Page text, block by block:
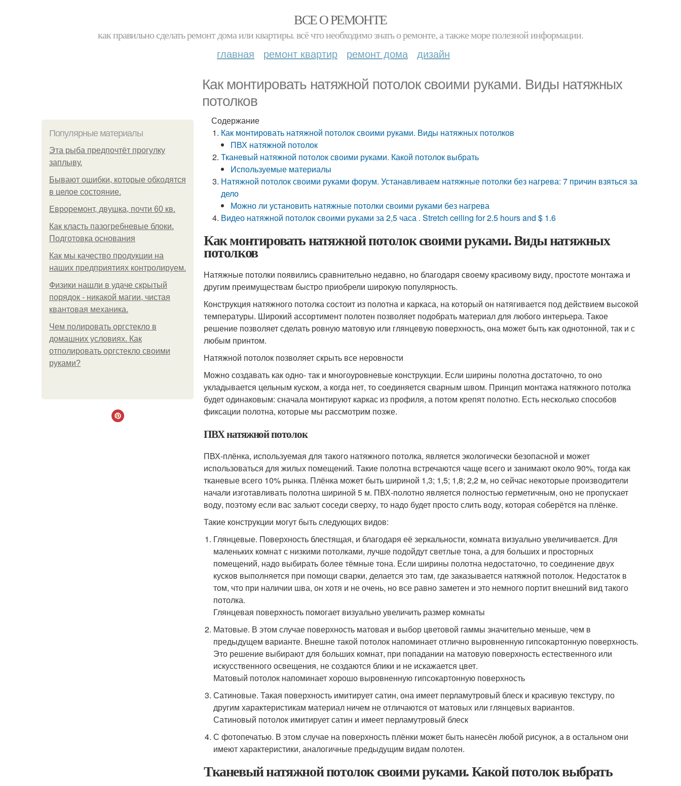
ВСЕ О РЕМОНТЕ
как правильно сделать ремонт дома или квартиры. всё что необходимо знать о ремонте, а также море полезной информации.
главная ремонт квартир ремонт дома дизайн
Как монтировать натяжной потолок своими руками. Виды натяжных
потолков
Популярные материалы
Эта рыба предпочтёт прогулку
заплыву.
Бывают ошибки, которые обходятся
в целое состояние.
Евроремонт, двушка, почти 60 кв.
Как класть пазогребневые блоки.
Подготовка основания
Как мы качество продукции на
наших предприятиях контролируем.
Физики нашли в удаче скрытый
порядок - никакой магии, чистая
квантовая механика.
Чем полировать оргстекло в
домашних условиях. Как
отполировать оргстекло своими
руками?
Содержание
Как монтировать натяжной потолок своими руками. Виды натяжных потолков
ПВХ натяжной потолок
Тканевый натяжной потолок своими руками. Какой потолок выбрать
Используемые материалы
Натяжной потолок своими руками форум. Устанавливаем натяжные потолки без нагрева: 7 причин взяться за
дело
Можно ли установить натяжные потолки своими руками без нагрева
Видео натяжной потолок своими руками за 2,5 часа . Stretch ceiling for 2.5 hours and $ 1.6
Как монтировать натяжной потолок своими руками. Виды натяжных
потолков
Натяжные потолки появились сравнительно недавно, но благодаря своему красивому виду, простоте монтажа и
другим преимуществам быстро приобрели широкую популярность.
Конструкция натяжного потолка состоит из полотна и каркаса, на который он натягивается под действием высокой
температуры. Широкий ассортимент полотен позволяет подобрать материал для любого интерьера. Такое
решение позволяет сделать ровную матовую или глянцевую поверхность, она может быть как однотонной, так и с
любым принтом.
Натяжной потолок позволяет скрыть все неровности
Можно создавать как одно- так и многоуровневые конструкции. Если ширины полотна достаточно, то оно
укладывается цельным куском, а когда нет, то соединяется сварным швом. Принцип монтажа натяжного потолка
будет одинаковым: сначала монтируют каркас из профиля, а потом крепят полотно. Есть несколько способов
фиксации полотна, которые мы рассмотрим позже.
ПВХ натяжной потолок
ПВХ-плёнка, используемая для такого натяжного потолка, является экологически безопасной и может
использоваться для жилых помещений. Такие полотна встречаются чаще всего и занимают около 90%, тогда как
тканевые всего 10% рынка. Плёнка может быть шириной 1,3; 1,5; 1,8; 2,2 м, но сейчас некоторые производители
начали изготавливать полотна шириной 5 м. ПВХ-полотно является полностью герметичным, оно не пропускает
воду, поэтому если вас зальют соседи сверху, то надо будет просто слить воду, которая соберётся на плёнке.
Такие конструкции могут быть следующих видов:
Глянцевые. Поверхность блестящая, и благодаря её зеркальности, комната визуально увеличивается. Для
маленьких комнат с низкими потолками, лучше подойдут светлые тона, а для больших и просторных
помещений, надо выбирать более тёмные тона. Если ширины полотна недостаточно, то соединение двух
кусков выполняется при помощи сварки, делается это там, где заказывается натяжной потолок. Недостаток в
том, что при наличии шва, он хотя и не очень, но все равно заметен и это немного портит внешний вид такого
потолка.
Глянцевая поверхность помогает визуально увеличить размер комнаты
Матовые. В этом случае поверхность матовая и выбор цветовой гаммы значительно меньше, чем в
предыдущем варианте. Внешне такой потолок напоминает отлично выровненную гипсокартонную поверхность.
Это решение выбирают для больших комнат, при попадании на матовую поверхность естественного или
искусственного освещения, не создаются блики и не искажается цвет.
Матовый потолок напоминает хорошо выровненную гипсокартонную поверхность
Сатиновые. Такая поверхность имитирует сатин, она имеет перламутровый блеск и красивую текстуру, по
другим характеристикам материал ничем не отличаются от матовых или глянцевых вариантов.
Сатиновый потолок имитирует сатин и имеет перламутровый блеск
С фотопечатью. В этом случае на поверхность плёнки может быть нанесён любой рисунок, а в остальном они
имеют характеристики, аналогичные предыдущим видам полотен.
Тканевый натяжной потолок своими руками. Какой потолок выбрать